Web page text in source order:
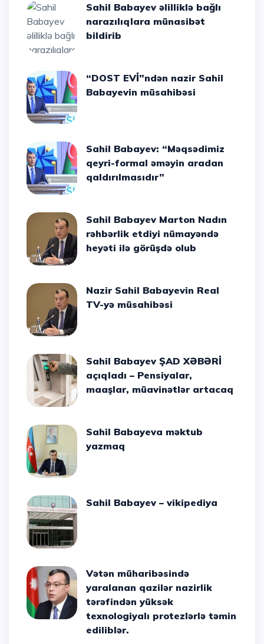
Sahil Babayev əlilliklə bağlı
narazılıqlara münasibət
bildirib
“DOST EVİ”ndən nazir Sahil
Babayevin müsahibəsi
Sahil Babayev: “Məqsədimiz
qeyri-formal əməyin aradan
qaldırılmasıdır”
Sahil Babayev Marton Nadın
rəhbərlik etdiyi nümayəndə
heyəti ilə görüşdə olub
Nazir Sahil Babayevin Real
TV-yə müsahibəsi
Sahil Babayev ŞAD XƏBƏRİ
açıqladı – Pensiyalar,
maaşlar, müavinətlər artacaq
Sahil Babayeva məktub
yazmaq
Sahil Babayev – vikipediya
Vətən müharibəsində
yaralanan qazilər nazirlik
tərəfindən yüksək
texnologiyalı protezlərlə təmin
ediliblər.